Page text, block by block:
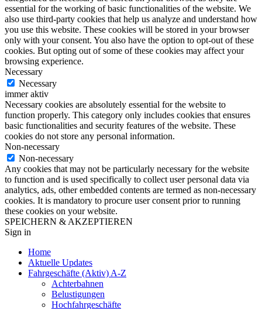
essential for the working of basic functionalities of the website. We
also use third-party cookies that help us analyze and understand how
you use this website. These cookies will be stored in your browser
only with your consent. You also have the option to opt-out of these
cookies. But opting out of some of these cookies may affect your
browsing experience.
Necessary
Necessary
immer aktiv
Necessary cookies are absolutely essential for the website to
function properly. This category only includes cookies that ensures
basic functionalities and security features of the website. These
cookies do not store any personal information.
Non-necessary
Non-necessary
Any cookies that may not be particularly necessary for the website
to function and is used specifically to collect user personal data via
analytics, ads, other embedded contents are termed as non-necessary
cookies. It is mandatory to procure user consent prior to running
these cookies on your website.
SPEICHERN & AKZEPTIEREN
Sign in
Home
Aktuelle Updates
Fahrgeschäfte (Aktiv) A-Z
Achterbahnen
Belustigungen
Hochfahrgeschäfte